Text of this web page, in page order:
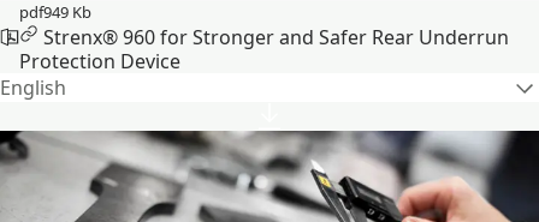
pdf949 Kb
Strenx® 960 for Stronger and Safer Rear Underrun
Protection Device
English